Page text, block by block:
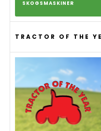
SKOGSMASKINER
TRACTOR OF THE